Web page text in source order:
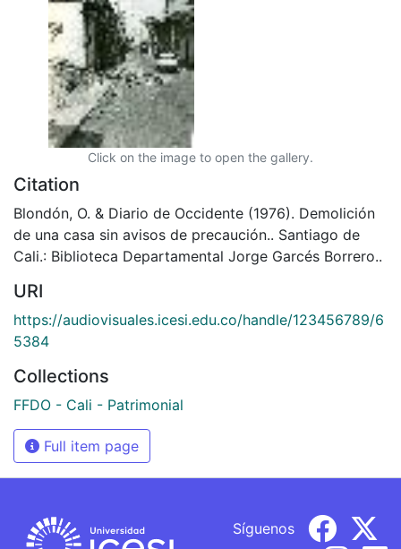
Click on the image to open the gallery.
Citation
Blondón, O. & Diario de Occidente (1976). Demolición
de una casa sin avisos de precaución.. Santiago de
Cali.: Biblioteca Departamental Jorge Garcés Borrero..
URI
https://audiovisuales.icesi.edu.co/handle/123456789/6
5384
Collections
FFDO - Cali - Patrimonial
Full item page
Síguenos